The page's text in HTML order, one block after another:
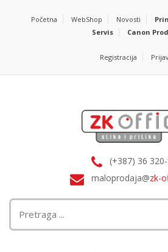
Početna WebShop Novosti
Servis
Canon
Registracija
(+387) 36
maloprodaja@zk-